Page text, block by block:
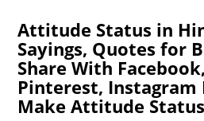
Attitude Status in
Sayings, Quotes for
Share With
Pinterest, Instagram
Make Attitude